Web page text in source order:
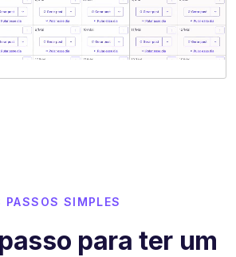
PASSOS SIMPLES
para ter um